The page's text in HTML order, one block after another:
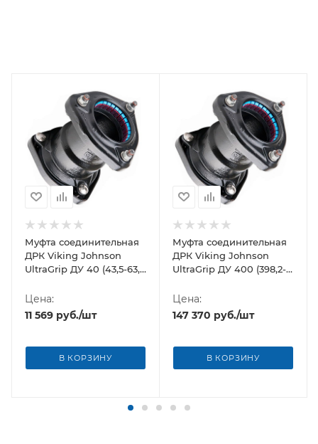
Муфта соединительная
ДРК Viking Johnson
UltraGrip ДУ 40 (43,5-63,5
Цена:
11 569 руб./шт
В КОРЗИНУ
Муфта соединительная
ДРК Viking Johnson
UltraGrip ДУ 400 (398,2-
Цена:
147 370 руб./шт
В КОРЗИНУ